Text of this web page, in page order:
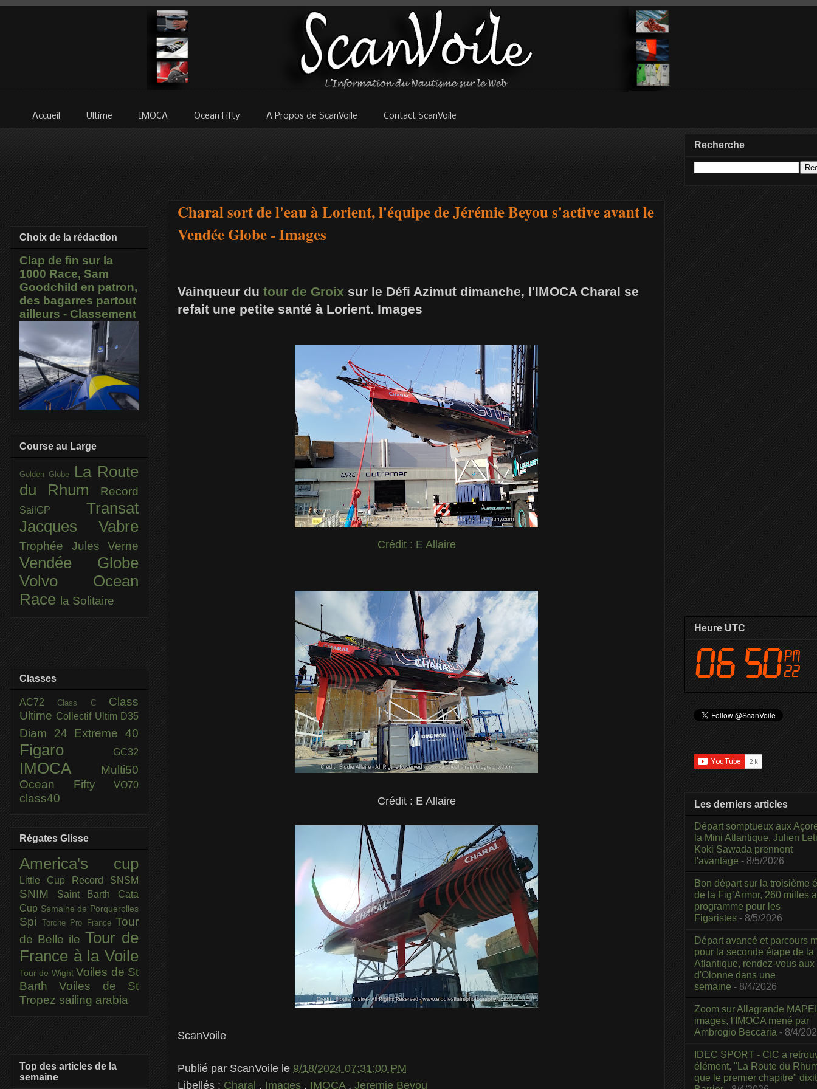
Accueil Ultime IMOCA Ocean Fifty A Propos de ScanVoile Contact ScanVoile
Charal sort de l'eau à Lorient, l'équipe de Jérémie Beyou s'active avant le
Vendée Globe - Images
Vainqueur du tour de Groix sur le Défi Azimut dimanche, l'IMOCA Charal se
refait une petite santé à Lorient. Images
Crédit : E Allaire
Crédit : E Allaire
ScanVoile
Publié par ScanVoile le 9/18/2024 07:31:00 PM
Libellés : Charal , Images , IMOCA , Jeremie Beyou
Choix de la rédaction
Clap de fin sur la
1000 Race, Sam
Goodchild en patron,
des bagarres partout
ailleurs - Classement
Course au Large
Golden Globe
La Route
du Rhum
Record
SailGP Transat
Jacques Vabre
Trophée Jules Verne
Vendée Globe
Volvo Ocean
Race la Solitaire
Classes
AC72Class C Class
Ultime Collectif Ultim D35
Diam 24 Extreme 40
Figaro GC32
IMOCA
Multi50
Ocean Fifty
VO70
class40
Régates Glisse
America's cup
Little Cup Record SNSM
SNIM
Saint Barth Cata
Cup Semaine de Porquerolles
Spi Torche Pro France Tour
de Belle ile Tour de
France à la Voile
Tour de Wight Voiles de St
BarthVoiles de St
Tropez sailing arabia
Top des articles de la
semaine
Recherche
Heure UTC
Les derniers articles
Départ somptueux aux
la Mini Atlantique, Julien
Koki Sawada prennent
l'avantage - 8/5/2026
Bon départ sur la troisième
de la Fig’Armor, 260 milles
programme pour les
Figaristes - 8/5/2026
Départ avancé et parcours
pour la seconde étape de la
Atlantique, rendez-vous
d'Olonne dans une
semaine - 8/4/2026
Zoom sur Allagrande
images, l'IMOCA mené par
Ambrogio Beccaria - 8/4/
IDEC SPORT - CIC a
élément, "La Route du
que le premier chapitre"